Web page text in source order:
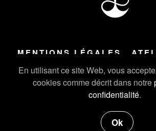
En utilisant ce site Web, vous
cookies comme décrit dans notre
confidentialité.
Ok
MENTIONS LÉGALES